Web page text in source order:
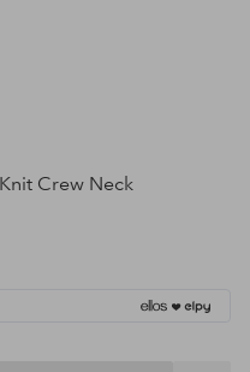
Crew Neck